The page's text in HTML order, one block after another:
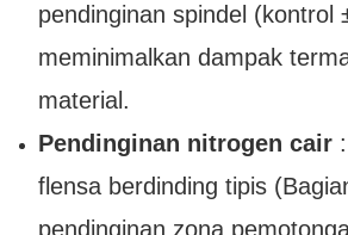
pendinginan spindel
meminimalkan dampak
material.
Pendinginan nitrogen cair:
flensa berdinding tipis
pendinginan zona